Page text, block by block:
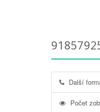
Další
Počet